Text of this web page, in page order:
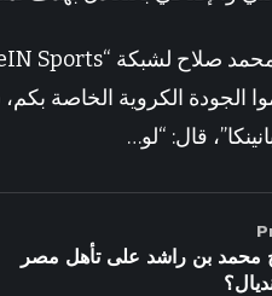
الجودة الكروية الخاصة
قال: “لو…
محمد بن راشد على تأهل مصر